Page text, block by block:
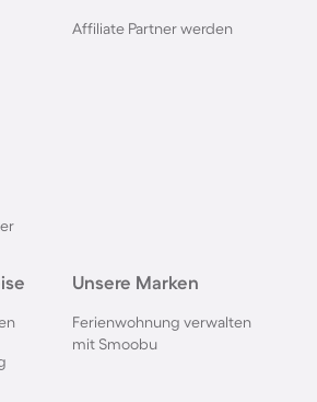
mit Hund am
mit Hund an der
mit Hund im
Affiliate Partner werden
Unsere Marken
Ferienwohnung verwalten
mit Smoobu